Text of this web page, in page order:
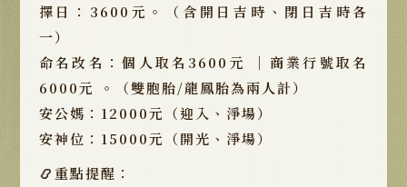
擇日：3600元。（含開日吉時、閉日吉時各
一）
命名改名：個人取名3600元 ｜商業行號取名
6000元 。（雙胞胎/龍鳳胎為兩人計）
安公媽：12000元（迎入、淨場）
安神位：15000元（開光、淨場）
📿重點提醒：